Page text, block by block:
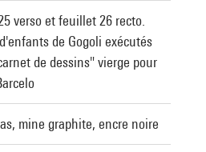
verso et feuillet 26 recto.
de Gogoli exécutés
de dessins" vierge pour
mine graphite, encre noire